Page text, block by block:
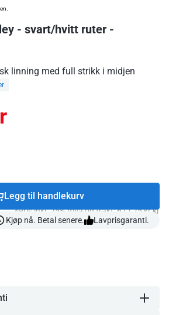
- svart/hvitt ruter -
linning med full strikk i midjen
Legg til handlekurv
*Pris inkl. 25% mva og frakt: 672,25 kr kr
Kjøp nå. Betal senere. Lavprisgaranti.